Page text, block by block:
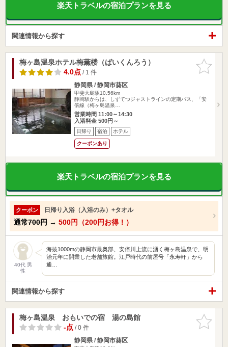
楽天トラベルの宿泊プランを見る
関連情報から探す
お気に入
りに追加
梅ヶ島温泉ホテル梅薫楼（ばいくんろう）
4.0点/ 1 件
静岡県 / 静岡市葵区
甲斐大島駅10.56km
静岡駅からは、しずてつジャストラインの定期バス、「安
倍線（梅ヶ島温泉…
営業時間 11:00～14:30
入浴料金 500円～
日帰り 宿泊 ホテル
クーポンあり
楽天トラベルの宿泊プランを見る
クーポン 日帰り入浴（入浴のみ）+タオル
通常700円 → 500円（200円お得！）
40代 男
性
海抜1000mの静岡市最奥部、安倍川上流に湧く梅ヶ島温泉で、明
治元年に開業した老舗旅館。江戸時代の前屋号「永寿軒」から
通…
関連情報から探す
お気に入
りに追加
梅ヶ島温泉 おもいでの宿 湯の島館
-点/ 0 件
静岡県 / 静岡市葵区